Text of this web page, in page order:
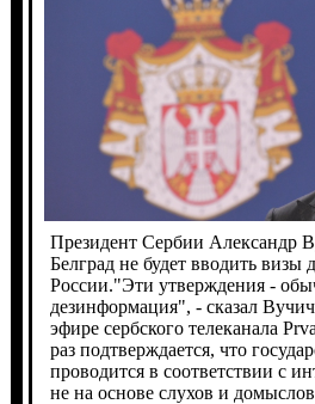
Президент Сербии Александр
Белград не будет вводить визы
России."Эти утверждения -
дезинформация", - сказал
эфире сербского телеканала
раз подтверждается, что
проводится в соответствии с
не на основе слухов и